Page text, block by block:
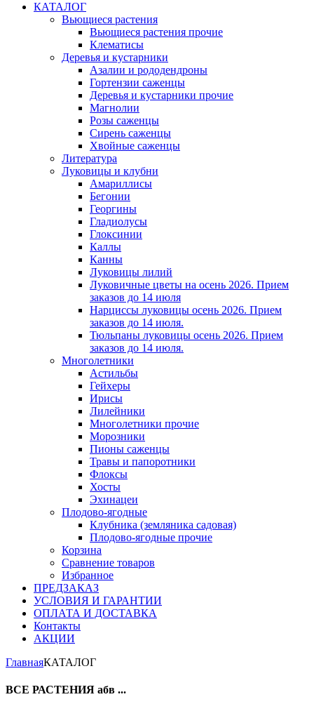
КАТАЛОГ
Вьющиеся растения
Вьющиеся растения прочие
Клематисы
Деревья и кустарники
Азалии и рододендроны
Гортензии саженцы
Деревья и кустарники прочие
Магнолии
Розы саженцы
Сирень саженцы
Хвойные саженцы
Литература
Луковицы и клубни
Амариллисы
Бегонии
Георгины
Гладиолусы
Глоксинии
Каллы
Канны
Луковицы лилий
Луковичные цветы на осень 2026. Прием
заказов до 14 июля
Нарциссы луковицы осень 2026. Прием
заказов до 14 июля.
Тюльпаны луковицы осень 2026. Прием
заказов до 14 июля.
Многолетники
Астильбы
Гейхеры
Ирисы
Лилейники
Многолетники прочие
Морозники
Пионы саженцы
Травы и папоротники
Флоксы
Хосты
Эхинацеи
Плодово-ягодные
Клубника (земляника садовая)
Плодово-ягодные прочие
Корзина
Сравнение товаров
Избранное
ПРЕДЗАКАЗ
УСЛОВИЯ И ГАРАНТИИ
ОПЛАТА И ДОСТАВКА
Контакты
АКЦИИ
ГлавнаяКАТАЛОГ
ВСЕ РАСТЕНИЯ абв ...